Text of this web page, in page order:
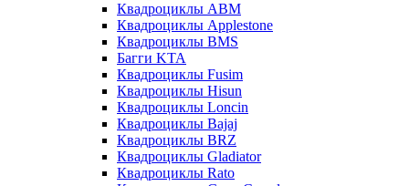
Квадроциклы ABM
Квадроциклы Applestone
Квадроциклы BMS
Багги KTA
Квадроциклы Fusim
Квадроциклы Hisun
Квадроциклы Loncin
Квадроциклы Bajaj
Квадроциклы BRZ
Квадроциклы Gladiator
Квадроциклы Rato